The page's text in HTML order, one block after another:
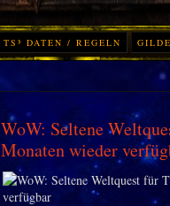
TS³ DATEN / REGELN
WoW: Seltene
Monaten wieder